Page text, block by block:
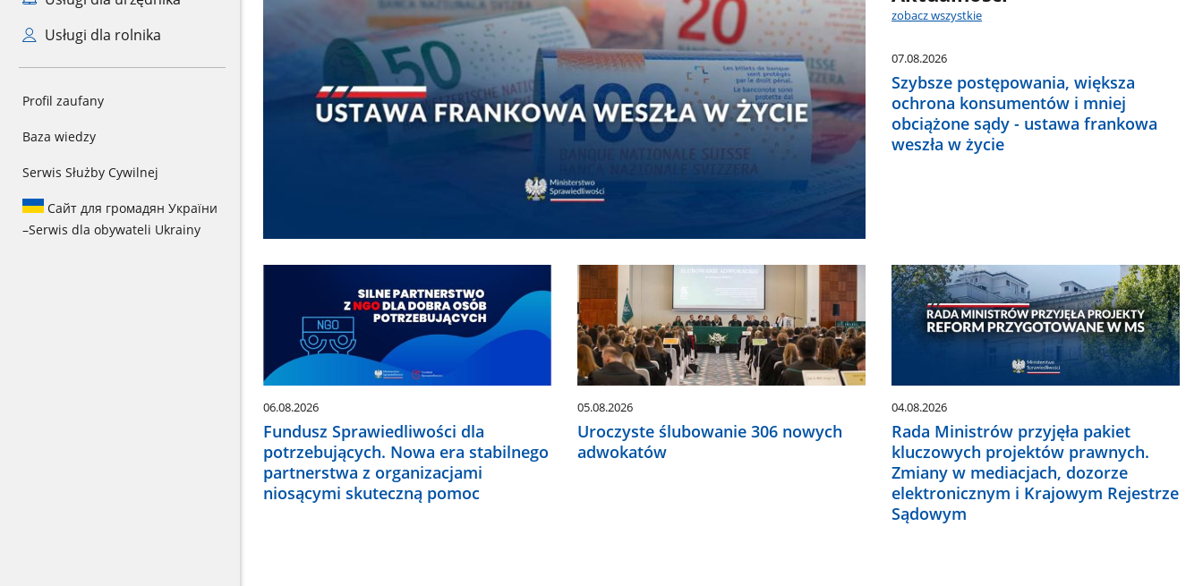
Usługi dla rolnika
Profil zaufany
Baza wiedzy
Serwis Służby Cywilnej
Сайт для громадян України
–Serwis dla obywateli Ukrainy
zobacz wszystkie
07.08.2026
Szybsze postępowania, większa
ochrona konsumentów i mniej
obciążone sądy - ustawa frankowa
weszła w życie
06.08.2026
Fundusz Sprawiedliwości dla
potrzebujących. Nowa era stabilnego
partnerstwa z organizacjami
niosącymi skuteczną pomoc
05.08.2026
Uroczyste ślubowanie 306 nowych
adwokatów
04.08.2026
Rada Ministrów przyjęła pakiet
kluczowych projektów prawnych.
Zmiany w mediacjach, dozorze
elektronicznym i Krajowym Rejestrze
Sądowym